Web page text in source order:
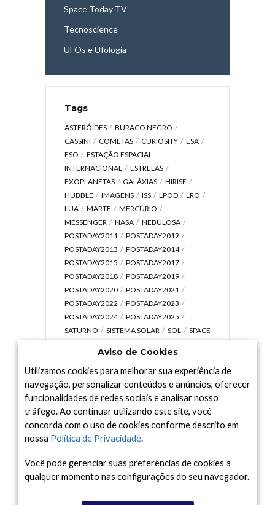
Space Today TV
Tecnoscience
UFOs e Ufologia
Tags
ASTERÓIDES
BURACO NEGRO
CASSINI
COMETAS CURIOSITY
ESA
ESO
ESTAÇÃO ESPACIAL
INTERNACIONAL
ESTRELAS
EXOPLANETAS
GALÁXIAS
HIRISE
HUBBLE
IMAGENS ISS LPOD
LRO
LUA
MARTE
MERCÚRIO
MESSENGER
NASA
NEBULOSA
POSTADAY2011
POSTADAY2012
POSTADAY2013
POSTADAY2014
POSTADAY2015
POSTADAY2017
POSTADAY2018
POSTADAY2019
POSTADAY2020
POSTADAY2021
POSTADAY2022
POSTADAY2023
POSTADAY2024
POSTADAY2025
SATURNO
SISTEMA SOLAR SOL
SPACE
UNIVERSO
VÍDEO
Arquivo
Arquivo
Aviso de Cookies
Utilizamos cookies para melhorar sua experiência de
navegação, personalizar conteúdos e anúncios, oferecer
funcionalidades de redes sociais e analisar nosso
tráfego. Ao continuar utilizando este site, você
concorda com o uso de cookies conforme descrito em
nossa Política de Privacidade.
Você pode gerenciar suas preferências de cookies a
qualquer momento nas configurações do seu navegador.